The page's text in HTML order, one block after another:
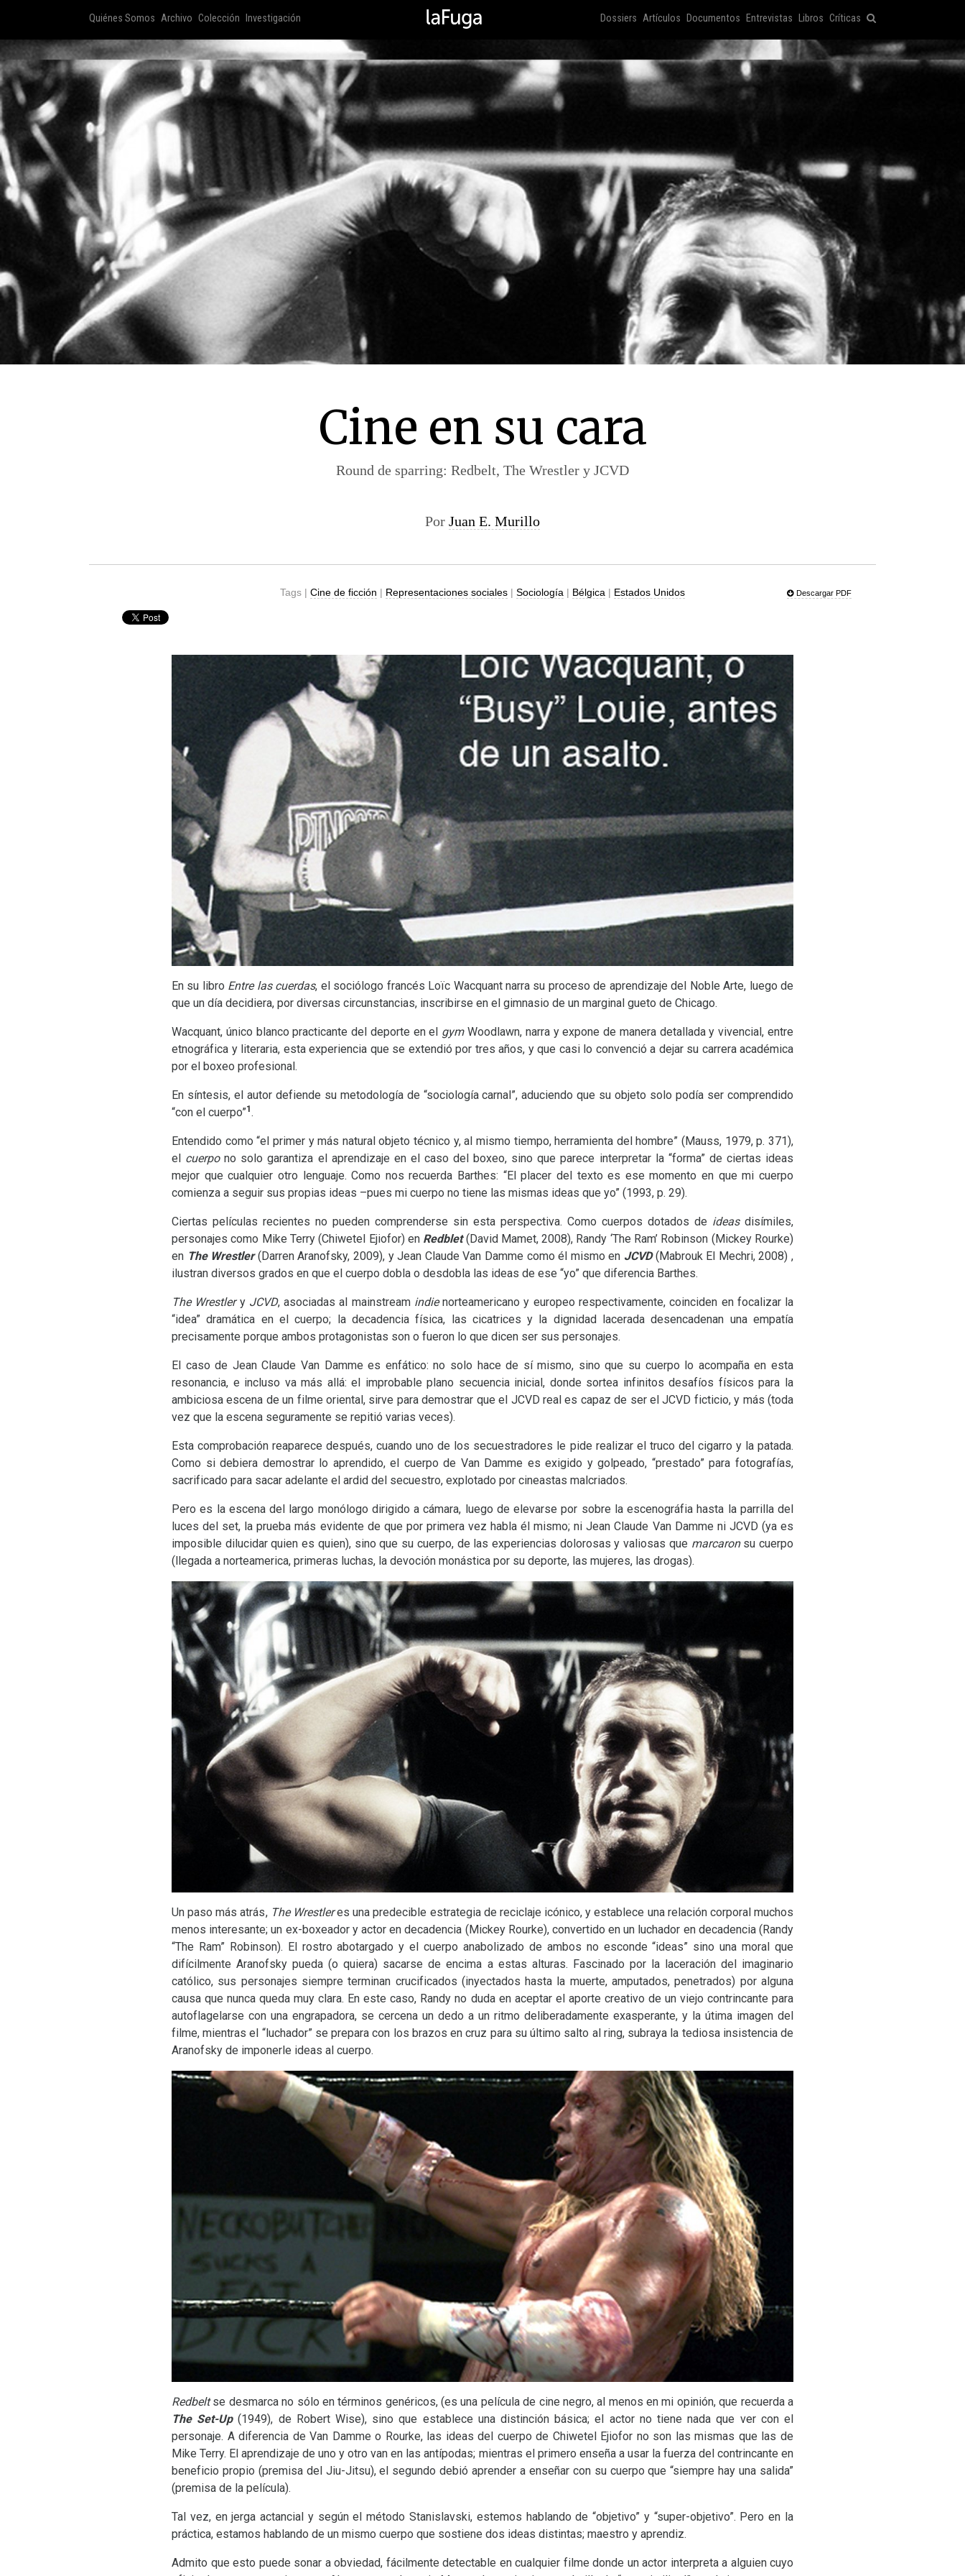
Quiénes Somos Archivo Colección Investigación Dossiers Artículos Documentos Entrevistas Libros Críticas
Cine en su cara
Round de sparring: Redbelt, The Wrestler y JCVD
Por Juan E. Murillo
Tags | Cine de ficción | Representaciones sociales| Sociología | Bélgica | Estados Unidos Descargar PDF
En su libro Entre las cuerdas, el sociólogo francés Loïc Wacquant narra su proceso de aprendizaje del Noble Arte, luego de
que un día decidiera, por diversas circunstancias, inscribirse en el gimnasio de un marginal gueto de Chicago.
Wacquant, único blanco practicante del deporte en el gymWoodlawn, narra y expone de manera detallada y vivencial, entre
etnográfica y literaria, esta experiencia que se extendió por tres años, y que casi lo convenció a dejar su carrera académica
por el boxeo profesional.
En síntesis, el autor defiende su metodología de “sociología carnal”, aduciendo que su objeto solo podía ser comprendido
“con el cuerpo”1 .
Entendido como “el primer y más natural objeto técnico y, al mismo tiempo, herramienta del hombre” (Mauss, 1979, p. 371),
el cuerpono solo garantiza el aprendizaje en el caso del boxeo, sino que parece interpretar la “forma” de ciertas ideas
mejor que cualquier otro lenguaje. Como nos recuerda Barthes: “El placer del texto es ese momento en que mi cuerpo
comienza a seguir sus propias ideas –pues mi cuerpo no tiene las mismas ideas que yo” (1993, p. 29).
Ciertas películas recientes no pueden comprenderse sin esta perspectiva. Como cuerpos dotados de ideasdisímiles,
personajes como Mike Terry (Chiwetel Ejiofor) en Redblet(David Mamet, 2008), Randy ‘The Ram’ Robinson (Mickey Rourke)
en The Wrestler(Darren Aranofsky, 2009), y Jean Claude Van Damme como él mismo en JCVD(Mabrouk El Mechri, 2008) ,
ilustran diversos grados en que el cuerpo dobla o desdobla las ideas de ese “yo” que diferencia Barthes.
The Wrestlery JCVD, asociadas al mainstream indienorteamericano y europeo respectivamente, coinciden en focalizar la
“idea” dramática en el cuerpo; la decadencia física, las cicatrices y la dignidad lacerada desencadenan una empatía
precisamente porque ambos protagonistas son o fueron lo que dicen ser sus personajes.
El caso de Jean Claude Van Damme es enfático: no solo hace de sí mismo, sino que su cuerpo lo acompaña en esta
resonancia, e incluso va más allá: el improbable plano secuencia inicial, donde sortea infinitos desafíos físicos para la
ambiciosa escena de un filme oriental, sirve para demostrar que el JCVD real es capaz de ser elJCVD ficticio, y más (toda
vez que la escena seguramente se repitió varias veces).
Esta comprobación reaparece después, cuando uno de los secuestradores le pide realizar el truco del cigarro y la patada.
Como si debiera demostrar lo aprendido, el cuerpo de Van Damme es exigido y golpeado, “prestado” para fotografías,
sacrificado para sacar adelante el ardid del secuestro, explotado por cineastas malcriados.
Pero es la escena del largo monólogo dirigido a cámara, luego de elevarse por sobre la escenográfia hasta la parrilla del
luces del set, la prueba más evidente de que por primera vez habla él mismo; ni Jean Claude Van Damme ni JCVD (ya es
imposible dilucidar quien es quien), sino que su cuerpo, de las experiencias dolorosas y valiosas que marcaronsu cuerpo
(llegada a norteamerica, primeras luchas, la devoción monástica por su deporte, las mujeres, las drogas).
Un paso más atrás,The Wrestleres una predecible estrategia de reciclaje icónico, y establece una relación corporal muchos
menos interesante; un ex-boxeador y actor en decadencia (Mickey Rourke), convertido en un luchador en decadencia (Randy
“The Ram” Robinson). El rostro abotargado y el cuerpo anabolizado de ambos no esconde “ideas” sino una moral que
difícilmente Aranofsky pueda (o quiera) sacarse de encima a estas alturas. Fascinado por la laceración del imaginario
católico, sus personajes siempre terminan crucificados (inyectados hasta la muerte, amputados, penetrados) por alguna
causa que nunca queda muy clara. En este caso, Randy no duda en aceptar el aporte creativo de un viejo contrincante para
autoflagelarse con una engrapadora, se cercena un dedo a un ritmo deliberadamente exasperante, y la útima imagen del
filme, mientras el “luchador” se prepara con los brazos en cruz para su último salto al ring, subraya la tediosa insistencia de
Aranofsky de imponerle ideas al cuerpo.
Redbeltse desmarca no sólo en términos genéricos, (es una película de cine negro, al menos en mi opinión, que recuerda a
The Set-Up(1949), de Robert Wise), sino que establece una distinción básica; el actor no tiene nada que ver con el
personaje. A diferencia de Van Damme o Rourke, las ideas del cuerpo de Chiwetel Ejiofor no son las mismas que las de
Mike Terry. El aprendizaje de uno y otro van en las antípodas; mientras el primero enseña a usar la fuerza del contrincante en
beneficio propio (premisa del Jiu-Jitsu), el segundo debió aprender a enseñar con su cuerpo que “siempre hay una salida”
(premisa de la película).
Tal vez, en jerga actancial y según el método Stanislavski, estemos hablando de “objetivo” y “super-objetivo”. Pero en la
práctica, estamos hablando de un mismo cuerpo que sostiene dos ideas distintas; maestro y aprendiz.
Admito que esto puede sonar a obviedad, fácilmente detectable en cualquier filme donde un actor interpreta a alguien cuyo